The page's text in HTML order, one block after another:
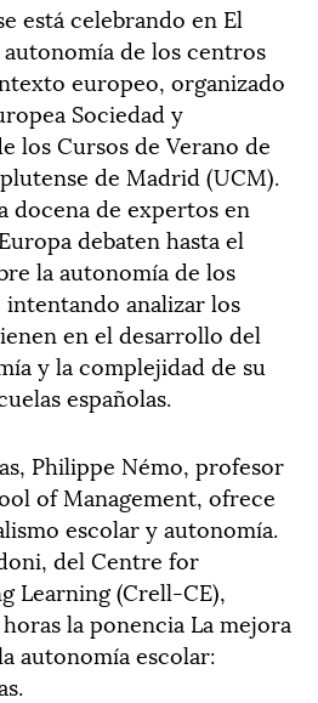
está celebrando en El
de los centros
europeo, organizado
Sociedad y
los Cursos de Verano de
de Madrid (UCM).
docena de expertos en
debaten hasta el
la autonomía de los
analizar los
en el desarrollo del
y la complejidad de su
españolas.
Philippe Némo, profesor
of Management, ofrece
escolar y autonomía.
del Centre for
Learning (Crell-CE),
la ponencia La mejora
autonomía escolar: